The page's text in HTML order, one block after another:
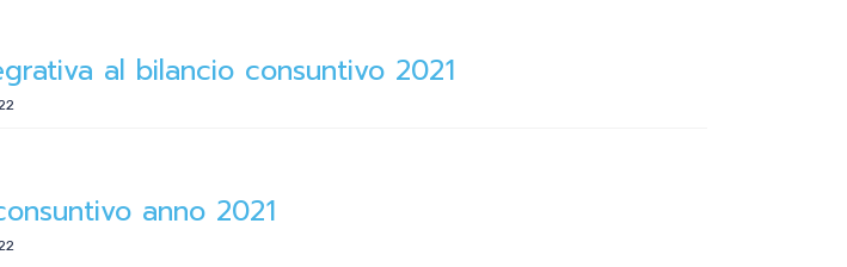
al bilancio consuntivo 2021
anno 2021